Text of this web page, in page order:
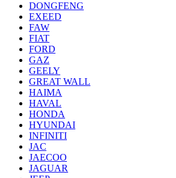
DONGFENG
EXEED
FAW
FIAT
FORD
GAZ
GEELY
GREAT WALL
HAIMA
HAVAL
HONDA
HYUNDAI
INFINITI
JAC
JAECOO
JAGUAR